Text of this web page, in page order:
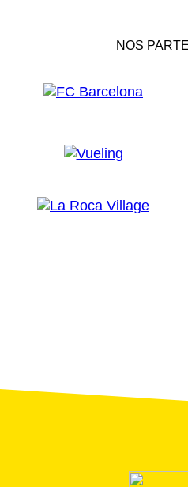
NOS